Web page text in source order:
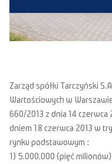
Zarząd spółki Tarczyński
Wartościowych w
660/2013 z dnia 14
dniem 18 czerwca 2013 w
rynku podstawowym :
1) 5.000.000 (pięć